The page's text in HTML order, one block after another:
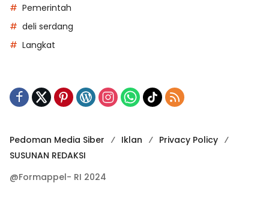
Pemerintah
deli serdang
Langkat
Pedoman Media Siber Iklan
Privacy Policy
SUSUNAN REDAKSI
@Formappel- RI 2024